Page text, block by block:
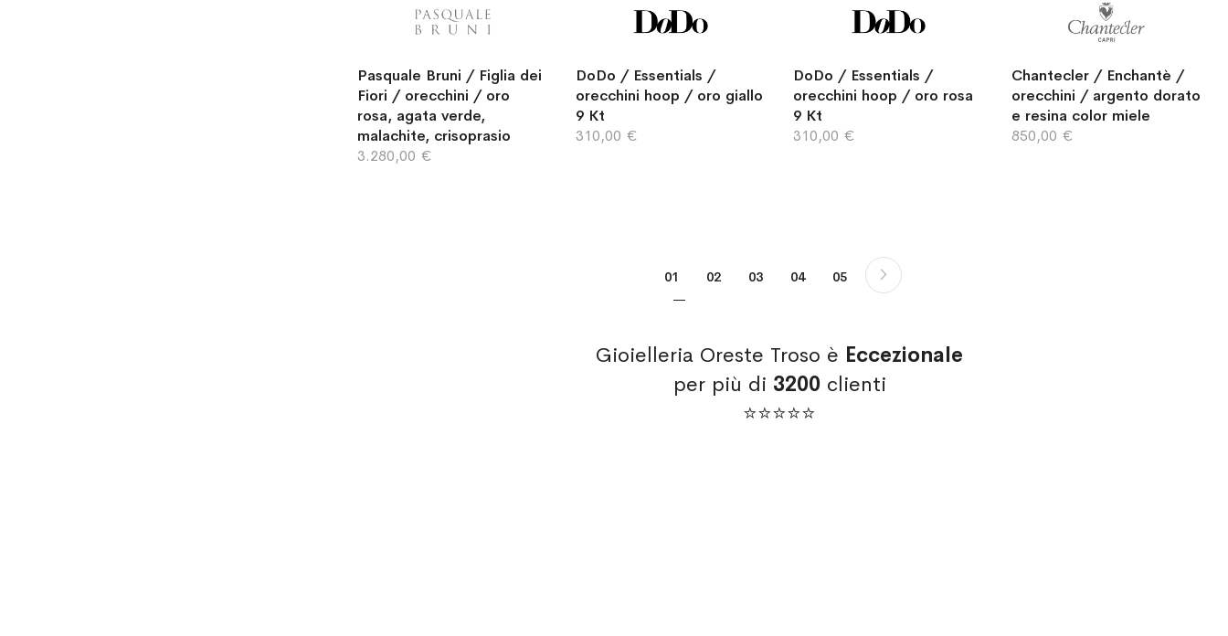
Pasquale Bruni / Figlia dei
Fiori / orecchini / oro
rosa, agata verde,
malachite, crisoprasio
3.280,00 €
DoDo / Essentials /
orecchini hoop / oro giallo
9 Kt
310,00 €
DoDo / Essentials /
orecchini hoop / oro rosa
9 Kt
310,00 €
Chantecler / Enchantè /
orecchini / argento dorato
e resina color miele
850,00 €
Attualmente stai leggendo la pagina
01 Pagina
02 Pagina
03 Pagina
04 Pagina
05 Pagina
Successivo
Gioielleria Oreste Troso è Eccezionale
per più di 3200clienti
⭐⭐⭐⭐⭐